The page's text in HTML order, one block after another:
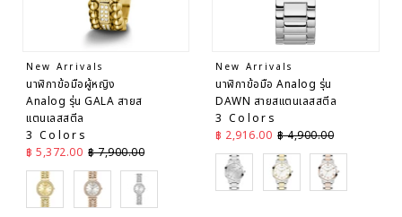
New Arrivals
นาฬิกาข้อมือผู้หญิง
Analog รุ่น GALA สายส
แตนเลสสตีล
3 Colors
ราคาลด
฿ 5,372.00 ราคาปกติ
฿ 7,900.00
Gold Gold Silver
New Arrivals
นาฬิกาข้อมือ Analog รุ่น
DAWN สายสแตนเลสสตีล
3 Colors
ราคาลด
฿ 2,916.00 ราคาปกติ
฿ 4,900.00
Silver Gold Gold